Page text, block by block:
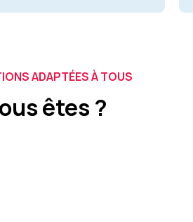
ADAPTÉES À TOUS
êtes ?